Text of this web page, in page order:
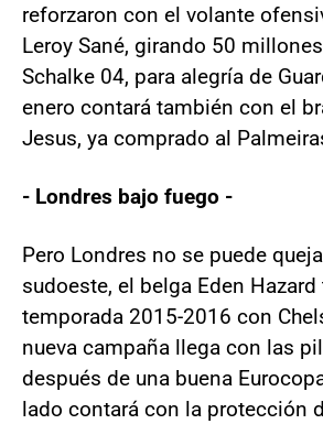
reforzaron con el volante
Leroy Sané, girando 50
Schalke 04, para alegría de
enero contará también con el
Jesus, ya comprado al
- Londres bajo fuego -
Pero Londres no se puede
sudoeste, el belga Eden
temporada 2015-2016 con
nueva campaña llega con las
después de una buena
lado contará con la protección